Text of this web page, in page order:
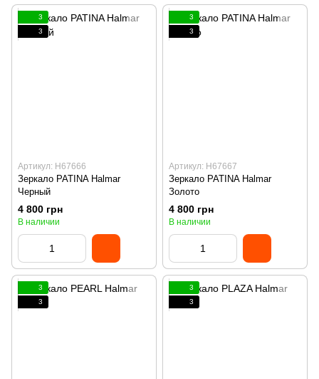
3
3
Артикул: H67666
Зеркало PATINA Halmar
Черный
4 800 грн
В наличии
3
3
Артикул: H67667
Зеркало PATINA Halmar
Золото
4 800 грн
В наличии
3
3
3
3